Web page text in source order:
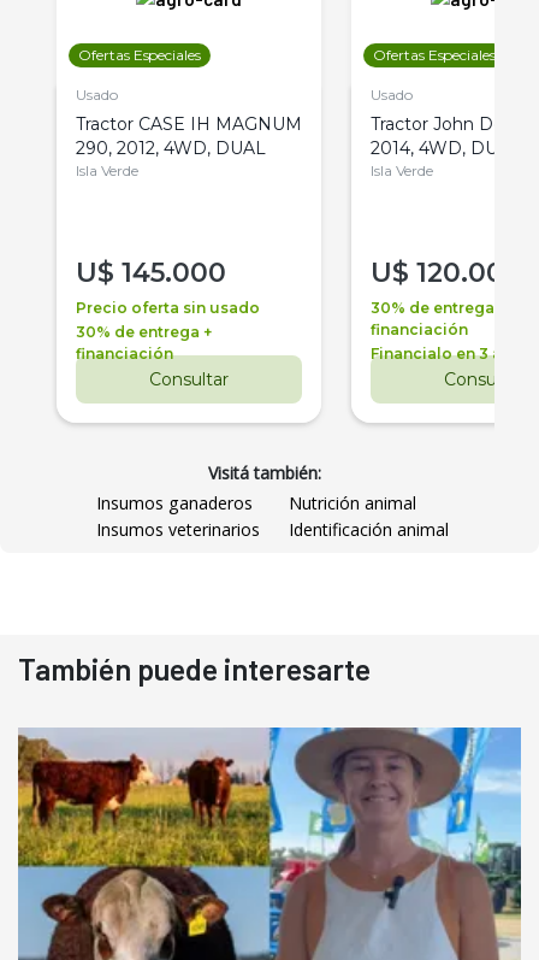
Ofertas Especiales
Usado
Tractor CASE IH MAGNUM
290, 2012, 4WD, DUAL
Isla Verde
U$ 145.000
Precio oferta sin usado
30% de entrega +
financiación
Consultar
Ofertas Especiales
Usado
Tractor John Deere
2014, 4WD, DUAL
Isla Verde
U$ 120.000
30% de entrega +
financiación
Financialo en 3 años
Consultar
Visitá también:
Insumos ganaderos
Nutrición animal
Insumos veterinarios
Identificación animal
También puede interesarte